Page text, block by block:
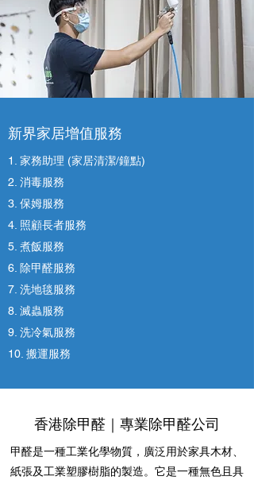
新界家居增值服務
1. 家務助理 (家居清潔/鐘點)
2. 消毒服務
3. 保姆服務
4. 照顧長者服務
5. 煮飯服務
6. 除甲醛服務
7. 洗地毯服務
8. 滅蟲服務
9. 洗冷氣服務
10. 搬運服務
香港除甲醛｜專業除甲醛公司
甲醛是一種工業化學物質，廣泛用於家具木材、
紙張及工業塑膠樹脂的製造。它是一種無色且具